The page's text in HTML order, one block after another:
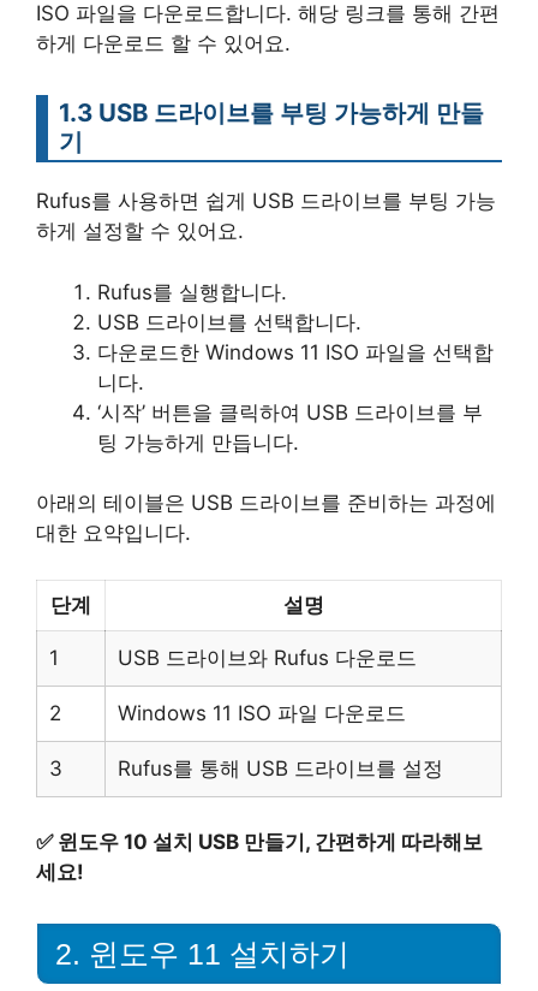
ISO 파일을 다운로드합니다. 해당 링크를 통해 간편
하게 다운로드 할 수 있어요.
1.3 USB 드라이브를 부팅 가능하게 만들
기
Rufus를 사용하면 쉽게 USB 드라이브를 부팅 가능
하게 설정할 수 있어요.
Rufus를 실행합니다.
USB 드라이브를 선택합니다.
다운로드한 Windows 11 ISO 파일을 선택합
니다.
‘시작’ 버튼을 클릭하여 USB 드라이브를 부
팅 가능하게 만듭니다.
아래의 테이블은 USB 드라이브를 준비하는 과정에
대한 요약입니다.
단계 설명
1 USB 드라이브와 Rufus 다운로드
2 Windows 11 ISO 파일 다운로드
3 Rufus를 통해 USB 드라이브를 설정
✅ 윈도우 10 설치 USB 만들기, 간편하게 따라해보
세요!
2. 윈도우 11 설치하기